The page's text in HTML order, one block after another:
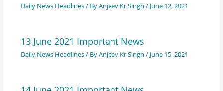
Daily News Headlines/ ByAnjeev Kr Singh / June 12, 2021
13 June 2021 Important News
Daily News Headlines/ ByAnjeev Kr Singh / June 15, 2021